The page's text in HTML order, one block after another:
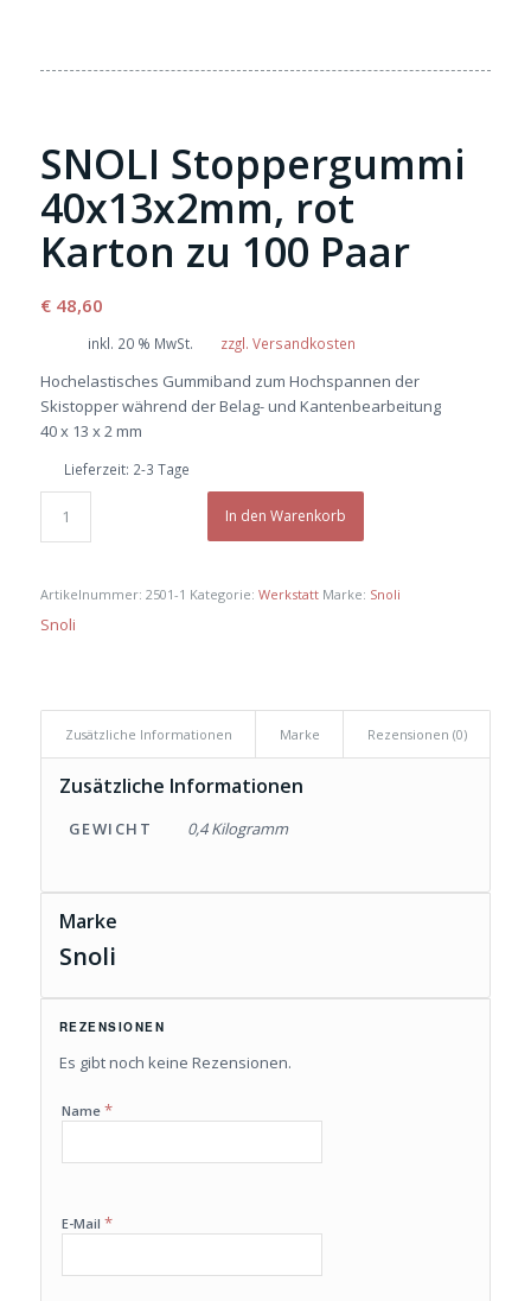
SNOLI Stoppergummi
40x13x2mm, rot
Karton zu 100 Paar
€48,60
inkl. 20 % MwSt. zzgl. Versandkosten
Hochelastisches Gummiband zum Hochspannen der
Skistopper während der Belag- und Kantenbearbeitung
40 x 13 x 2 mm
Lieferzeit: 2-3 Tage
In den Warenkorb
Artikelnummer: 2501-1 Kategorie: Werkstatt Marke: Snoli
Snoli
Zusätzliche Informationen Marke Rezensionen (0)
Zusätzliche Informationen
GEWICHT 0,4 Kilogramm
Marke
Snoli
REZENSIONEN
Es gibt noch keine Rezensionen.
Name *
E-Mail *